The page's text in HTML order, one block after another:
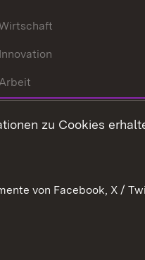
Innovation
Arbeit
zu Cookies
von Facebook, X /